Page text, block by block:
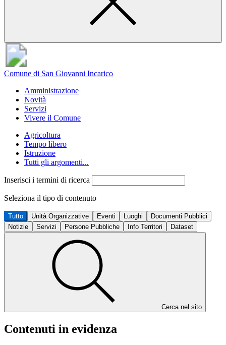
Comune di San Giovanni Incarico
Amministrazione
Novità
Servizi
Vivere il Comune
Agricoltura
Tempo libero
Istruzione
Tutti gli argomenti...
Inserisci i termini di ricerca
Seleziona il tipo di contenuto
Tutto Unità Organizzative Eventi Luoghi
Documenti Pubblici
Notizie
Servizi Persone Pubbliche Info Territori Dataset
Cerca nel sito
Contenuti in evidenza